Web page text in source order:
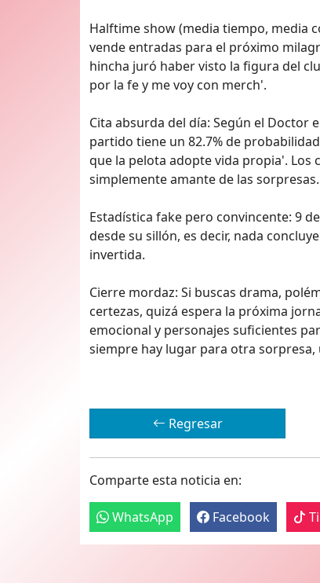
Halftime show (media tiempo, media
vende entradas para el próximo
hincha juró haber visto la figura del
por la fe y me voy con merch'.
Cita absurda del día: Según el Doctor
partido tiene un 82.7% de
que la pelota adopte vida propia'. Los
simplemente amante de las sorpresas.
Estadística fake pero convincente: 9
desde su sillón, es decir, nada
invertida.
Cierre mordaz: Si buscas drama,
certezas, quizá espera la próxima
emocional y personajes suficientes
siempre hay lugar para otra sorpresa,
Regresar
Comparte esta noticia en:
WhatsApp Facebook